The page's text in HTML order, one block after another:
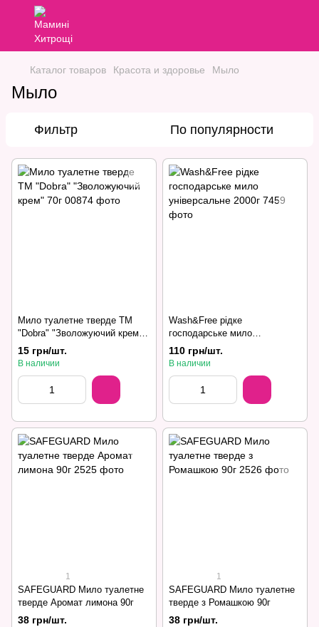
Каталог товаров Красота и здоровье Мыло
Мыло
Фильтр По популярности
Мило туалетне тверде ТМ
"Dobra" "Зволожуючий крем"
70г
15 грн/шт.
В наличии
Wash&Free рідке
господарське мило
універсальне 2000г
110 грн/шт.
В наличии
1
SAFEGUARD Мило туалетне
тверде Аромат лимона 90г
38 грн/шт.
1
SAFEGUARD Мило туалетне
тверде з Ромашкою 90г
38 грн/шт.